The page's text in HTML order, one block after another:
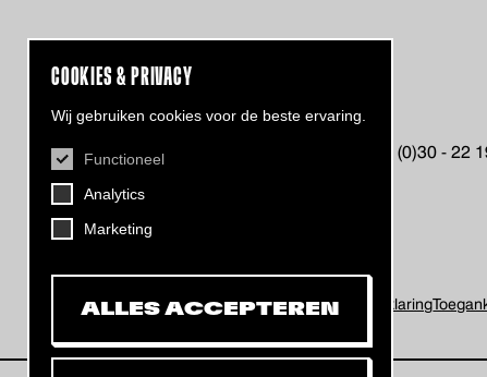
COOKIES & PRIVACY
Wij gebruiken cookies voor de beste ervaring.
Functioneel
Analytics
Marketing
ALLES ACCEPTEREN
CONTACT
Helling 7, 3523 CB Utrecht
+31 (0)30 - 22
Algemene voorwaardenPrivacy verklaring